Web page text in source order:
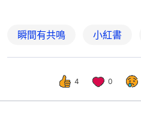
瞬間有共鳴 小紅書
4 0